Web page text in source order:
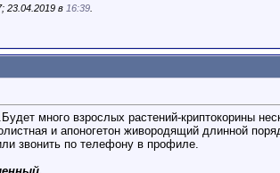
23.04.2019 в 16:39
много взрослых растений-криптокорины
и апоногетон живородящий длинной
звонить по телефону в профиле.